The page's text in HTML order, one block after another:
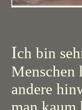
Ich bin
Menschen
andere